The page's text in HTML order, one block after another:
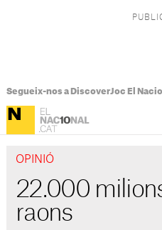
Segueix-nos a DiscoverJoc El
OPINIÓ
22.000
raons